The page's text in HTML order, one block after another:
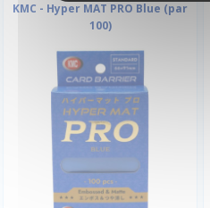
KMC - Hyper MAT PRO Blue (par
100)